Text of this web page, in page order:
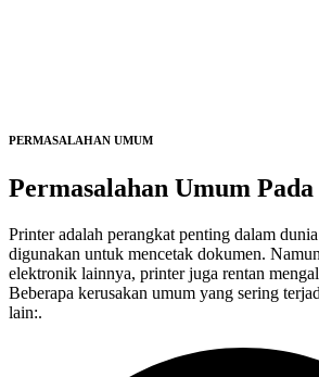
PERMASALAHAN UMUM
Permasalahan Umum Pada
Printer adalah perangkat penting dalam
digunakan untuk mencetak dokumen.
elektronik lainnya, printer juga rentan
Beberapa kerusakan umum yang sering
lain:.